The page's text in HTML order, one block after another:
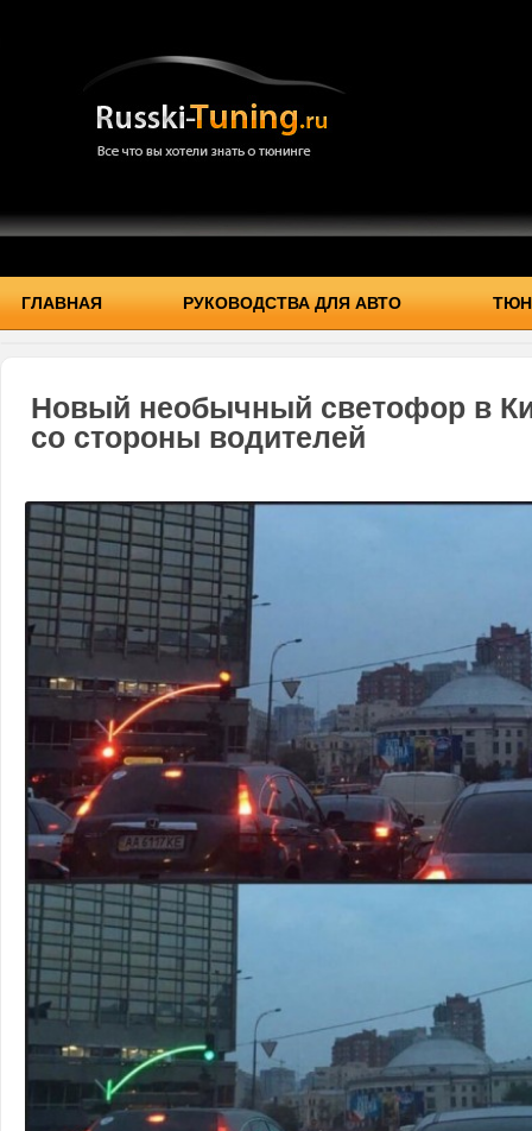
ГЛАВНАЯ РУКОВОДСТВА ДЛЯ АВТО
Новый необычный светофор в
со стороны водителей